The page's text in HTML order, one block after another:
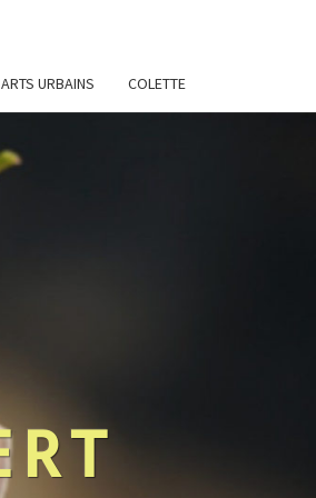
URBAINS COLETTE